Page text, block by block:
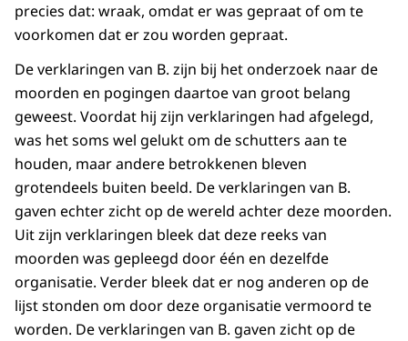
precies dat: wraak, omdat er was gepraat of om te
voorkomen dat er zou worden gepraat.
De verklaringen van B. zijn bij het onderzoek naar de
moorden en pogingen daartoe van groot belang
geweest. Voordat hij zijn verklaringen had afgelegd,
was het soms wel gelukt om de schutters aan te
houden, maar andere betrokkenen bleven
grotendeels buiten beeld. De verklaringen van B.
gaven echter zicht op de wereld achter deze moorden.
Uit zijn verklaringen bleek dat deze reeks van
moorden was gepleegd door één en dezelfde
organisatie. Verder bleek dat er nog anderen op de
lijst stonden om door deze organisatie vermoord te
worden. De verklaringen van B. gaven zicht op de